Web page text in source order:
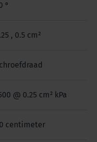
°
, 0.5 cm²
@ 0.25 cm² kPa
centimeter